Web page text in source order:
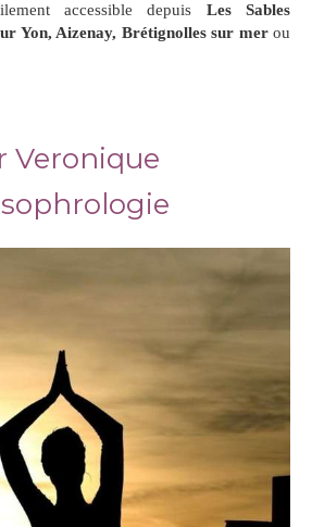
accessible depuis Les Sables
Yon, Aizenay, Brétignolles sur merou
Veronique